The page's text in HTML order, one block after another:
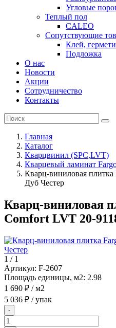
Угловые
Теплый пол
CALEO
Сопутствующие
Клей,
Подложка
О нас
Новости
Акции
Сотрудничество
Контакты
Главная
Каталог
Кварцвинил (SPC,LVT)
Кварцевый ламинат
Кварц-виниловая
Дуб Честер
Кварц-виниловая
Comfort LVT 20-
1 / 1
Артикул: F-2607
Площадь единицы, м2: 2.98
1 690 ₽ / м2
5 036 ₽ / упак
-